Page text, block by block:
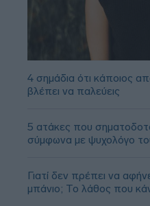
4 σημάδια ότι κάποιος
βλέπει να παλεύεις
5 ατάκες που
σύμφωνα με ψυχολόγο
Γιατί δεν πρέπει να
μπάνιο; Το λάθος που